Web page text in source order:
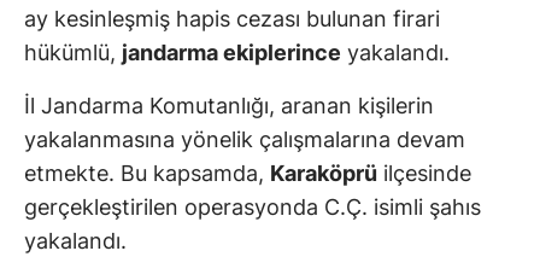
ay kesinleşmiş hapis cezası bulunan firari
hükümlü, jandarma ekiplerince yakalandı.
İl Jandarma Komutanlığı, aranan kişilerin
yakalanmasına yönelik çalışmalarına devam
etmekte. Bu kapsamda, Karaköprü ilçesinde
gerçekleştirilen operasyonda C.Ç. isimli şahıs
yakalandı.